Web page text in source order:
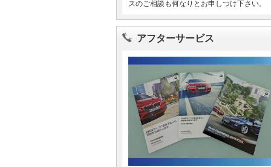
スのご相談も何なりとお申しつけ下さい。
アフターサービス